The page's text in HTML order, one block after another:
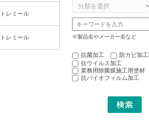
レミール
レミール ※製品名やメーカー名など
抗菌加工
防カビ加工
抗ウイルス加工
業務用除菌膜施工用塗材
抗バイオフィルム加工